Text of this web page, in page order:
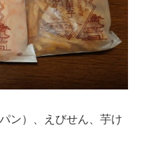
ン）、えびせん、芋け